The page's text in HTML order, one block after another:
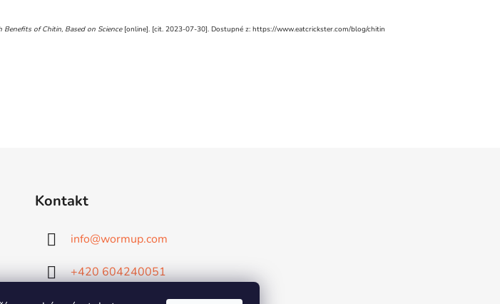
Benefits of Chitin, Based on Science[online]. [cit. 2023-07-30]. Dostupné z: https://www.eatcrickster.com/blog/chitin
Kontakt
info@wormup.com
+420 604240051